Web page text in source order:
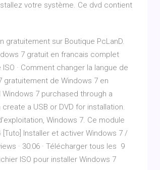
votre système. Ce dvd contient
gratuitement sur Boutique PcLanD.
7 gratuit en francais complet
· Comment changer la langue de
gratuitement de Windows 7 en
7 purchased through a
a USB or DVD for installation.
Windows 7. Ce module
Installer et activer Windows 7 /
· 30:06 · Télécharger tous les 9
ISO pour installer Windows 7